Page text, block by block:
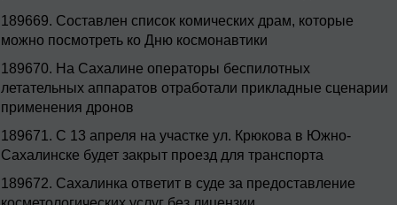
189669. Составлен список комических драм, которые
можно посмотреть ко Дню космонавтики
189670. На Сахалине операторы беспилотных
летательных аппаратов отработали прикладные сценарии
применения дронов
189671. С 13 апреля на участке ул. Крюкова в Южно-
Сахалинске будет закрыт проезд для транспорта
189672. Сахалинка ответит в суде за предоставление